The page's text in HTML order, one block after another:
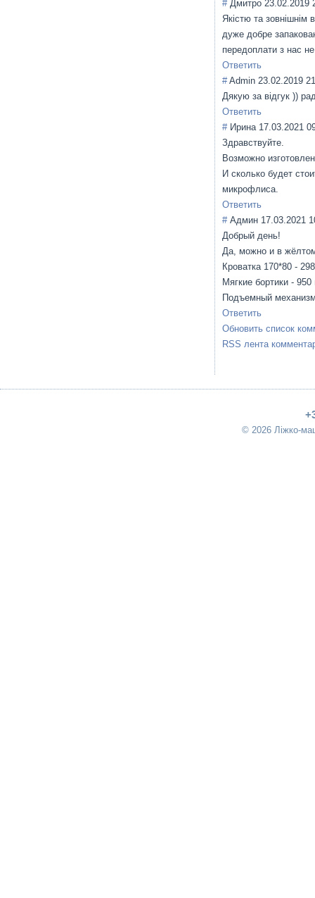
# Дмитро 23.02.2019
Якістю та
дуже добре
передоплати з нас
Ответить
# Admin 23.02.2019
Дякую за вiдгук ))
Ответить
# Ирина 17.03.2021
Здравствуйте.
Возможно
И сколько будет
микрофлиса.
Ответить
# Админ 17.03.2021
Добрый день!
Да, можно и в
Кроватка 170*80 -
Мягкие бортики - 950
Подъемный
Ответить
Обновить список
RSS лента
© 2026 Ліжко-